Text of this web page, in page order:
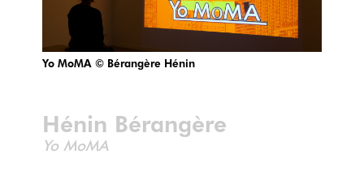
Yo MoMA © Bérangère Hénin
Hénin Bérangère
Yo MoMA